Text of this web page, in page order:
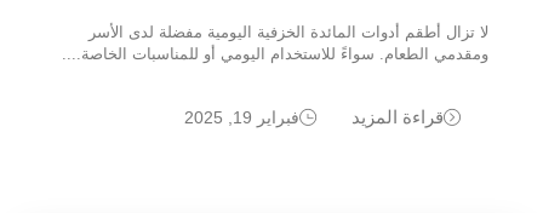
لا تزال أطقم أدوات المائدة الخزفية اليومية مفضلة لدى الأسر
ومقدمي الطعام. سواءً للاستخدام اليومي أو للمناسبات الخاصة....
قراءة المزيد فبراير 19, 2025